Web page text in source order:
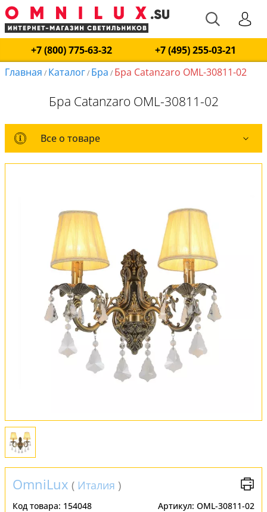
+7 (800) 775-63-32
+7 (495) 255-03-21
Главная / Каталог/ Бра / Бра Catanzaro OML-30811-02
Бра Catanzaro OML-30811-02
Все о товаре
Все о товаре
Вся коллекция
Оплата и доставка
Обмен и возврат
Установка
OmniLux ( Италия )
Код товара: 154048 Артикул: OML-30811-02